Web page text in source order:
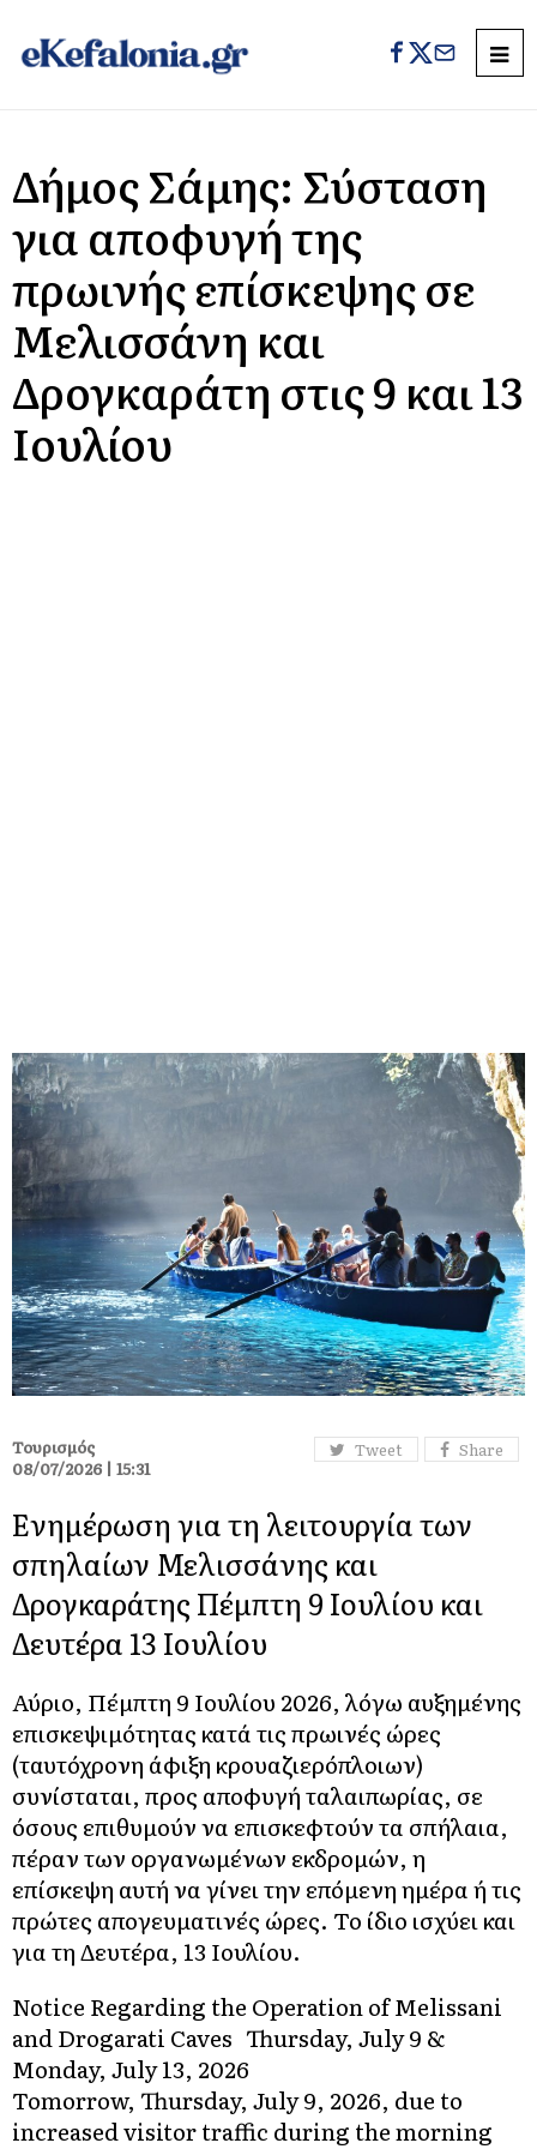
Δήμος Σάμης: Σύσταση
για αποφυγή της
πρωινής επίσκεψης σε
Μελισσάνη και
Δρογκαράτη στις 9 και 13
Ιουλίου
Tweet Share
Τουρισμός
08/07/2026 | 15:31
Ενημέρωση για τη λειτουργία των
σπηλαίων Μελισσάνης και
Δρογκαράτης Πέμπτη 9 Ιουλίου και
Δευτέρα 13 Ιουλίου
Αύριο, Πέμπτη 9 Ιουλίου 2026, λόγω αυξημένης
επισκεψιμότητας κατά τις πρωινές ώρες
(ταυτόχρονη άφιξη κρουαζιερόπλοιων)
συνίσταται, προς αποφυγή ταλαιπωρίας, σε
όσους επιθυμούν να επισκεφτούν τα σπήλαια,
πέραν των οργανωμένων εκδρομών, η
επίσκεψη αυτή να γίνει την επόμενη ημέρα ή τις
πρώτες απογευματινές ώρες. Το ίδιο ισχύει και
για τη Δευτέρα, 13 Ιουλίου.
Notice Regarding the Operation of Melissani
and Drogarati Caves Thursday, July 9 &
Monday, July 13, 2026
Tomorrow, Thursday, July 9, 2026, due to
increased visitor traffic during the morning